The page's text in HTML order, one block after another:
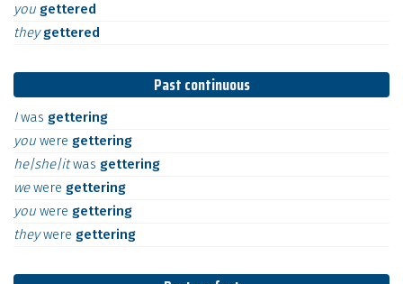
you gettered
theygettered
Past continuous
Iwas gettering
you were gettering
he|she|itwas gettering
wewere gettering
you were gettering
theywere gettering